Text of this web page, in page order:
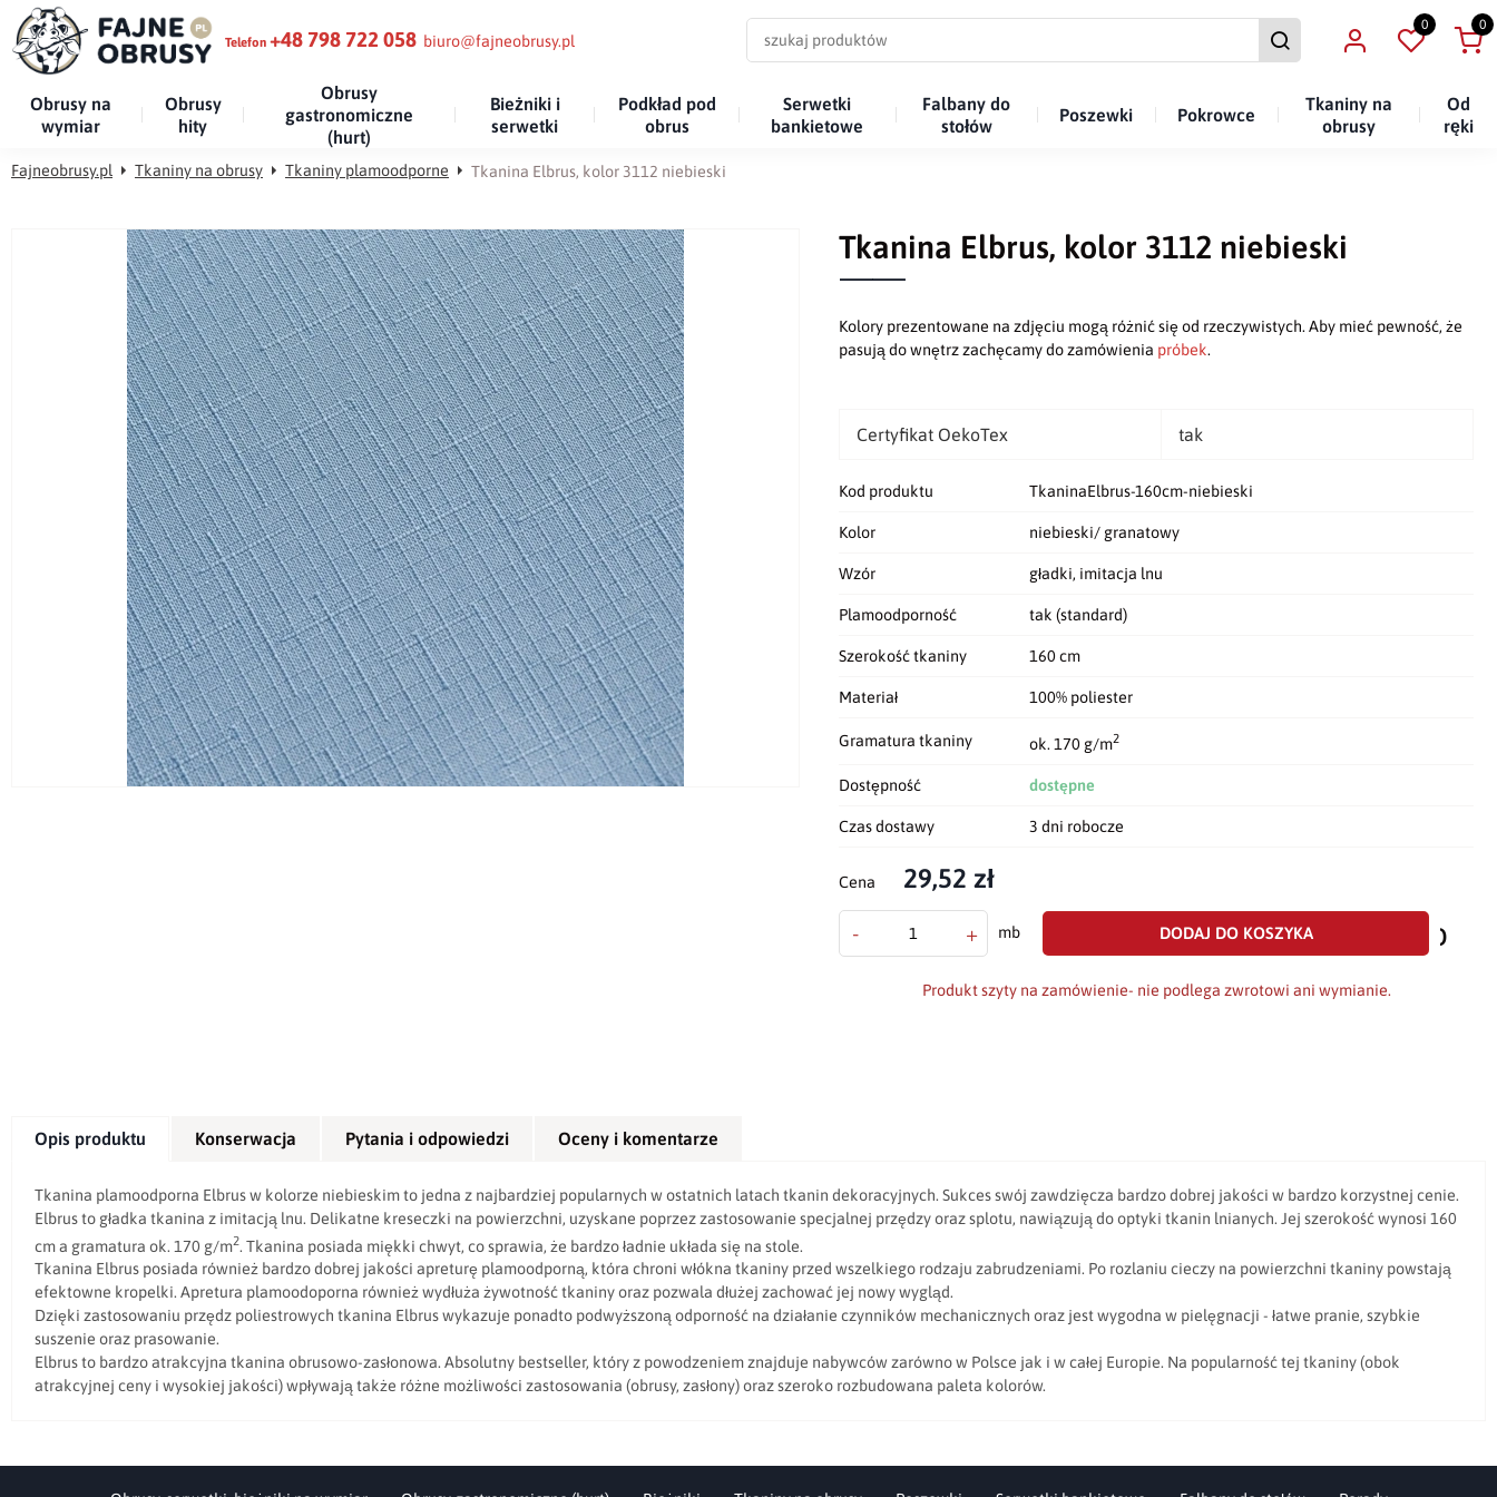
Telefon +48 798 722 058 biuro@fajneobrusy.pl
0 0
Obrusy na
wymiar
Obrusy
hity
Obrusy
gastronomiczne
(hurt)
Bieżniki i
serwetki
Podkład pod
obrus
Serwetki
bankietowe
Falbany do
stołów
Poszewki Pokrowce
Tkaniny na
obrusy
Od
ręki
Fajneobrusy.pl Tkaniny na obrusy Tkaniny plamoodporne Tkanina Elbrus, kolor 3112 niebieski
Tkanina Elbrus, kolor 3112 niebieski
Kolory prezentowane na zdjęciu mogą różnić się od rzeczywistych. Aby mieć pewność, że
pasują do wnętrz zachęcamy do zamówienia próbek.
Certyfikat OekoTex tak
Kod produktu TkaninaElbrus-160cm-niebieski
Kolor niebieski/ granatowy
Wzór gładki, imitacja lnu
Plamoodporność tak (standard)
Szerokość tkaniny 160 cm
Materiał 100% poliester
Gramatura tkaniny ok. 170 g/m2
Dostępność dostępne
Czas dostawy 3 dni robocze
Cena 29,52 zł
- + mb DODAJ DO KOSZYKA
do
Produkt szyty na zamówienie- nie podlega zwrotowi ani wymianie.
Opis produktu Konserwacja Pytania i odpowiedzi Oceny i komentarze
Tkanina plamoodporna Elbrus w kolorze niebieskim to jedna z najbardziej popularnych w ostatnich latach tkanin dekoracyjnych. Sukces swój zawdzięcza bardzo dobrej jakości w bardzo korzystnej cenie.
Elbrus to gładka tkanina z imitacją lnu. Delikatne kreseczki na powierzchni, uzyskane poprzez zastosowanie specjalnej przędzy oraz splotu, nawiązują do optyki tkanin lnianych. Jej szerokość wynosi 160
cm a gramatura ok. 170 g/m2. Tkanina posiada miękki chwyt, co sprawia, że bardzo ładnie układa się na stole.
Tkanina Elbrus posiada również bardzo dobrej jakości apreturę plamoodporną, która chroni włókna tkaniny przed wszelkiego rodzaju zabrudzeniami. Po rozlaniu cieczy na powierzchni tkaniny powstają
efektowne kropelki. Apretura plamoodoporna również wydłuża żywotność tkaniny oraz pozwala dłużej zachować jej nowy wygląd.
Dzięki zastosowaniu przędz poliestrowych tkanina Elbrus wykazuje ponadto podwyższoną odporność na działanie czynników mechanicznych oraz jest wygodna w pielęgnacji - łatwe pranie, szybkie
suszenie oraz prasowanie.
Elbrus to bardzo atrakcyjna tkanina obrusowo-zasłonowa. Absolutny bestseller, który z powodzeniem znajduje nabywców zarówno w Polsce jak i w całej Europie. Na popularność tej tkaniny (obok
atrakcyjnej ceny i wysokiej jakości) wpływają także różne możliwości zastosowania (obrusy, zasłony) oraz szeroko rozbudowana paleta kolorów.